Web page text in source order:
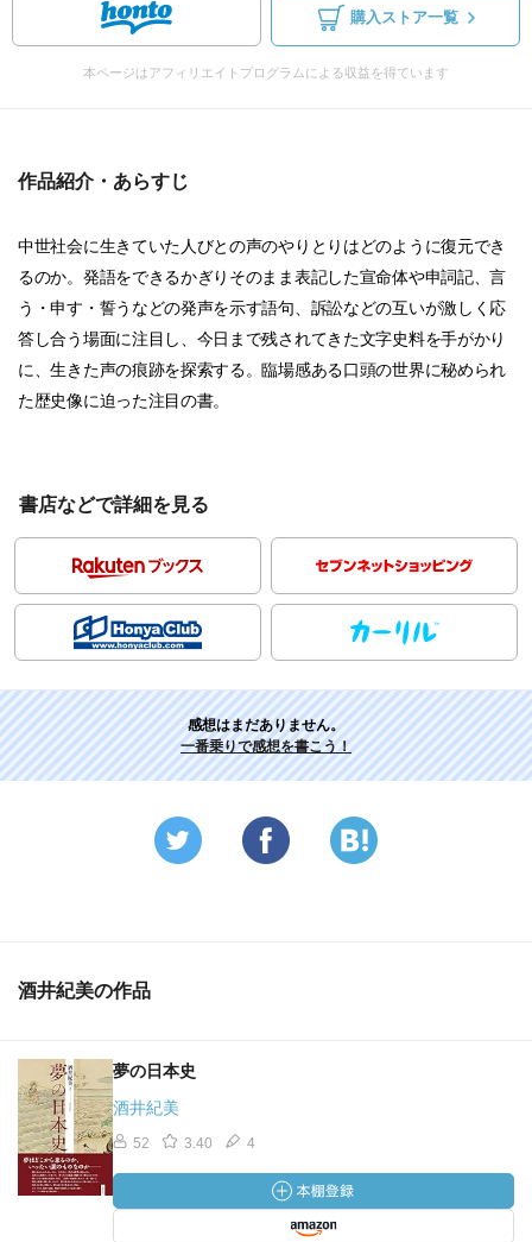
購入ストア一覧
本ページはアフィリエイトプログラムによる収益を得ています
作品紹介・あらすじ
中世社会に生きていた人びとの声のやりとりはどのように復元でき
るのか。発語をできるかぎりそのまま表記した宣命体や申詞記、言
う・申す・誓うなどの発声を示す語句、訴訟などの互いが激しく応
答し合う場面に注目し、今日まで残されてきた文字史料を手がかり
に、生きた声の痕跡を探索する。臨場感ある口頭の世界に秘められ
た歴史像に迫った注目の書。
書店などで詳細を見る
感想はまだありません。
一番乗りで感想を書こう！
酒井紀美の作品
夢の日本史
酒井紀美
52 3.40 4